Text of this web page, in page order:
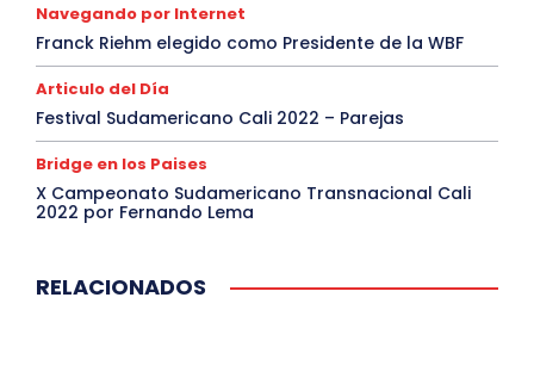
Navegando por Internet
Franck Riehm elegido como Presidente de la WBF
Articulo del Día
Festival Sudamericano Cali 2022 – Parejas
Bridge en los Paises
X Campeonato Sudamericano Transnacional Cali
2022 por Fernando Lema
RELACIONADOS